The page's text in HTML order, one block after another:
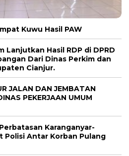
Kuwu Hasil PAW
Lanjutkan Hasil RDP di DPRD
Dari Dinas Perkim dan
Cianjur.
JALAN DAN JEMBATAN
PEKERJAAN UMUM
Karanganyar-
Polisi Antar Korban Pulang